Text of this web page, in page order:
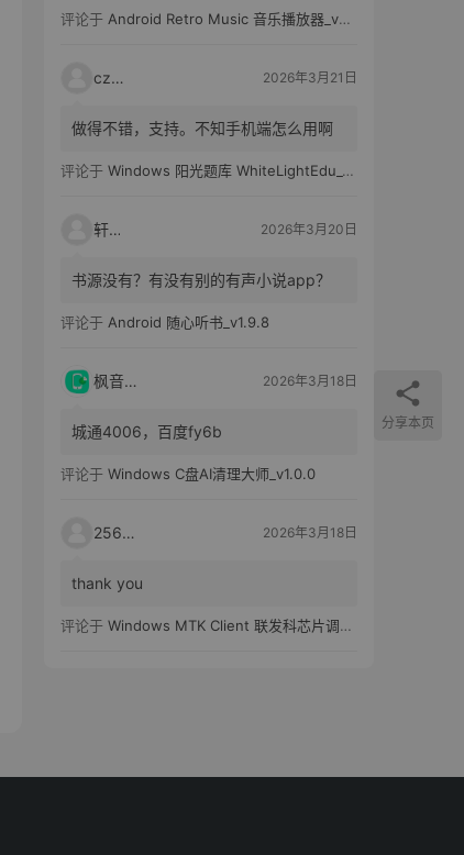
评论于 Android Retro Music 音乐播放器_v6.6.0
czh7 2026年3月21日
做得不错，支持。不知手机端怎么用啊
评论于 Windows 阳光题库 WhiteLightEdu_v2.0.0
轩爸 2026年3月20日
书源没有？有没有别的有声小说app？
评论于 Android 随心听书_v1.9.8
枫音应用 2026年3月18日
城通4006，百度fy6b
评论于 Windows C盘AI清理大师_v1.0.0
25651 2026年3月18日
thank you
评论于 Windows MTK Client 联发科芯片调试工具_v2.01 汉化版
分享本页